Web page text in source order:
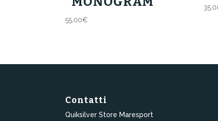
55,00€
Contatti
Quiksilver Store Maresport